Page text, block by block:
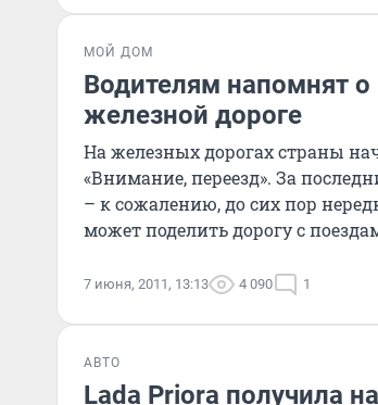
МОЙ ДОМ
Водителям напомнят о
железной дороге
На железных дорогах страны
«Внимание, переезд». За
– к сожалению, до сих пор
может поделить дорогу с
7 июня, 2011, 13:13 4 090 1
АВТО
Lada Priora получила